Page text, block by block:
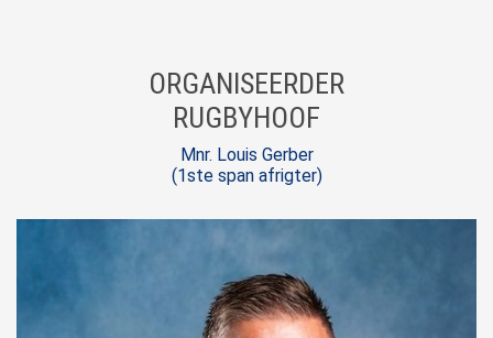
ORGANISEERDER
RUGBYHOOF
Mnr. Louis Gerber
(1ste span afrigter)